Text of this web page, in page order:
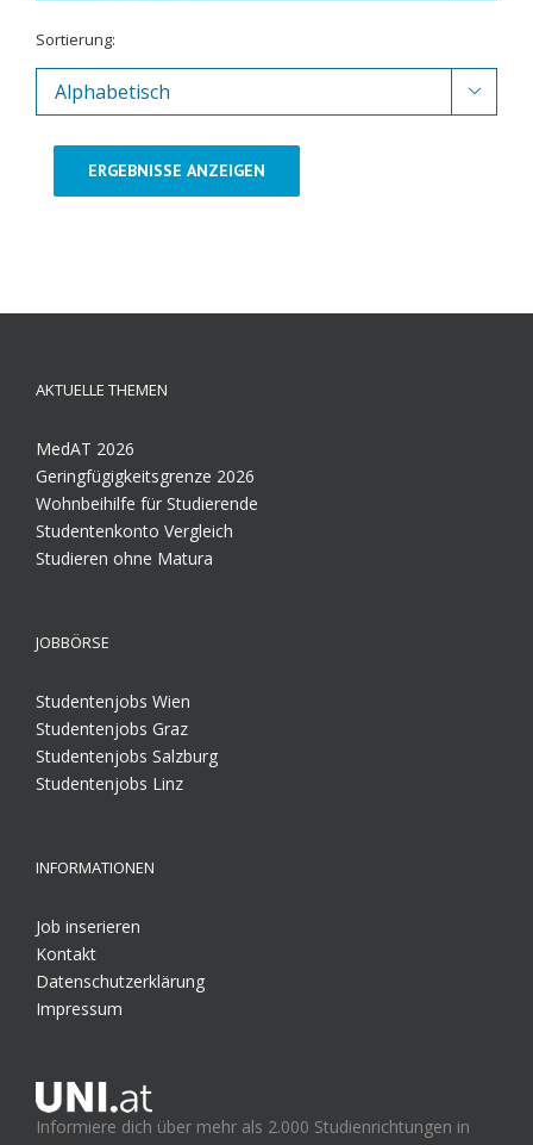
Sortierung:

ERGEBNISSE ANZEIGEN
AKTUELLE THEMEN
MedAT 2026
Geringfügigkeitsgrenze 2026
Wohnbeihilfe für Studierende
Studentenkonto Vergleich
Studieren ohne Matura
JOBBÖRSE
Studentenjobs Wien
Studentenjobs Graz
Studentenjobs Salzburg
Studentenjobs Linz
INFORMATIONEN
Job inserieren
Kontakt
Datenschutzerklärung
Impressum
Informiere dich über mehr als 2.000 Studienrichtungen in